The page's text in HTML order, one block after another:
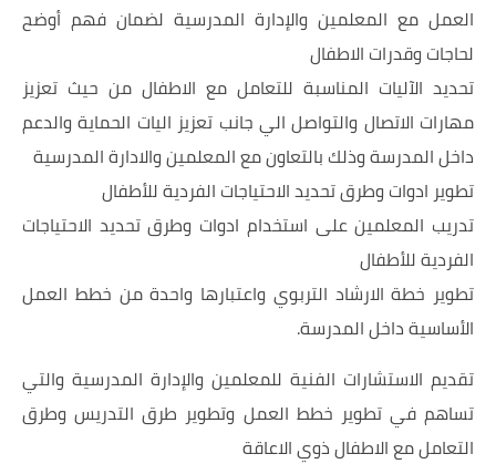
العمل مع المعلمين والإدارة المدرسية لضمان فهم أوضح
لحاجات وقدرات الاطفال
تحديد الآليات المناسبة للتعامل مع الاطفال من حيث تعزيز
مهارات الاتصال والتواصل الي جانب تعزيز اليات الحماية والدعم
داخل المدرسة وذلك بالتعاون مع المعلمين والادارة المدرسية
تطوير ادوات وطرق تحديد الاحتياجات الفردية للأطفال
تدريب المعلمين على استخدام ادوات وطرق تحديد الاحتياجات
الفردية للأطفال
تطوير خطة الارشاد التربوي واعتبارها واحدة من خطط العمل
الأساسية داخل المدرسة.
تقديم الاستشارات الفنية للمعلمين والإدارة المدرسية والتي
تساهم في تطوير خطط العمل وتطوير طرق التدريس وطرق
التعامل مع الاطفال ذوي الاعاقة